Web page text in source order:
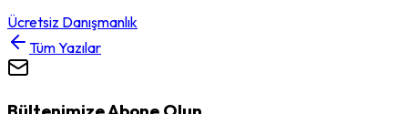
Ücretsiz Danışmanlık
Tüm Yazılar